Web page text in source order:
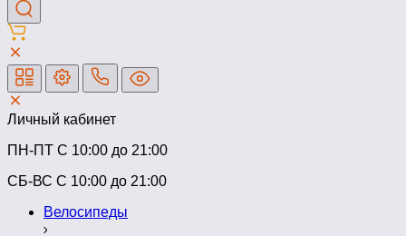
Личный кабинет
ПН-ПТ C 10:00 до 21:00
СБ-ВС С 10:00 до 21:00
Велосипеды